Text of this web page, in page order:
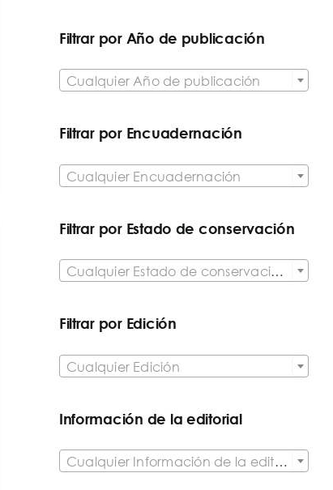
Filtrar por Año de publicación
Cualquier Año de publicación
Filtrar por Encuadernación
Cualquier Encuadernación
Filtrar por Estado de conservación
Cualquier Estado de conservación del artículo
Filtrar por Edición
Cualquier Edición
Información de la editorial
Cualquier Información de la editorial